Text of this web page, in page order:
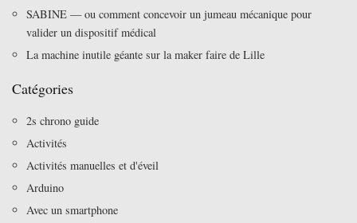
SABINE — ou comment concevoir un jumeau mécanique pour
valider un dispositif médical
La machine inutile géante sur la maker faire de Lille
Catégories
2s chrono guide
Activités
Activités manuelles et d'éveil
Arduino
Avec un smartphone